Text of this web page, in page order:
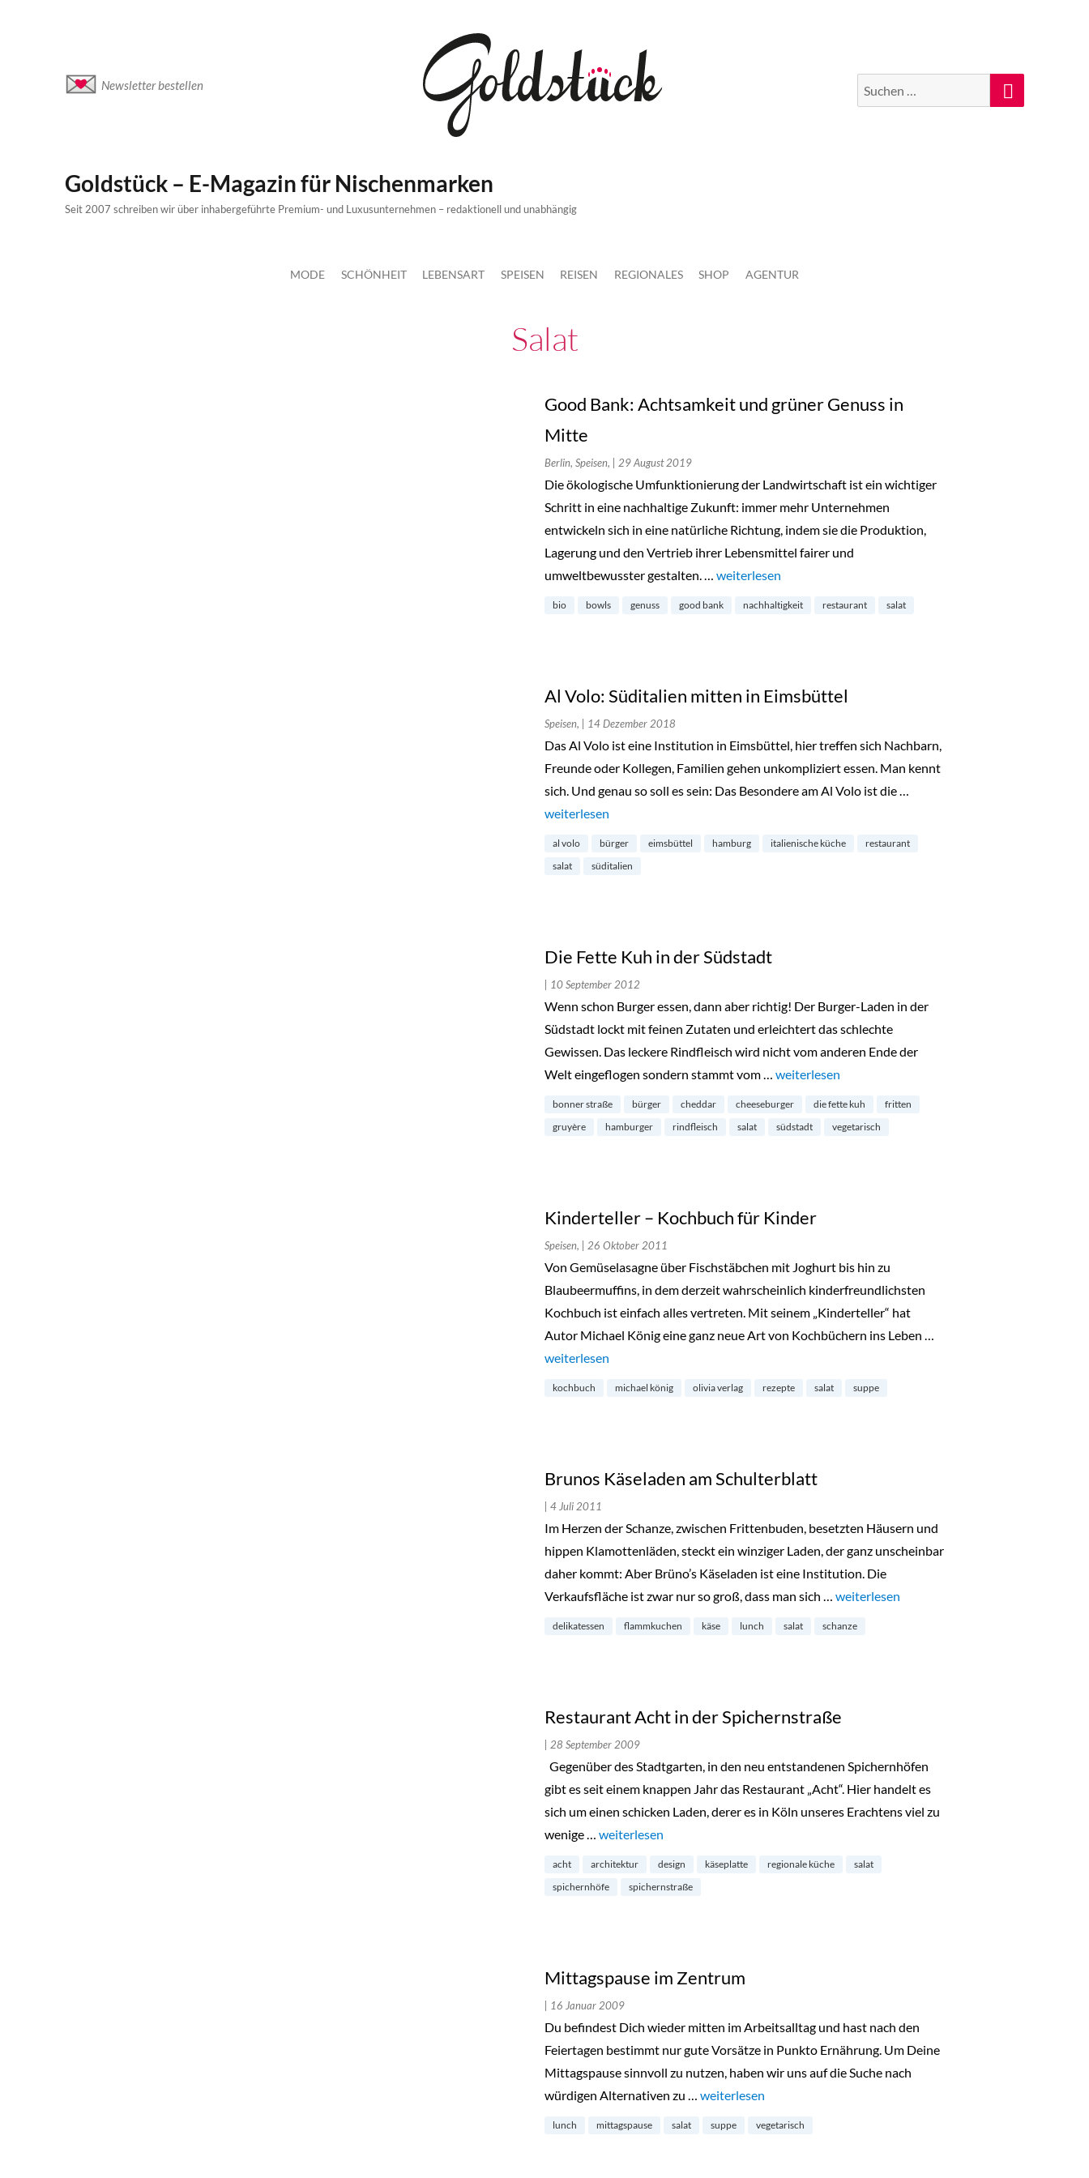
Newsletter bestellen
Suche
nach:
Suchen
Goldstück – E-Magazin für Nischenmarken
Seit 2007 schreiben wir über inhabergeführte Premium- und Luxusunternehmen – redaktionell und unabhängig
MODE SCHÖNHEIT LEBENSART SPEISEN REISEN REGIONALES SHOP AGENTUR
Salat
Good Bank: Achtsamkeit und grüner Genuss in
Mitte
Berlin, Speisen, | 29 August 2019
Die ökologische Umfunktionierung der Landwirtschaft ist ein wichtiger
Schritt in eine nachhaltige Zukunft: immer mehr Unternehmen
entwickeln sich in eine natürliche Richtung, indem sie die Produktion,
Lagerung und den Vertrieb ihrer Lebensmittel fairer und
umweltbewusster gestalten. … „Good Bank: Achtsamkeit und grüner Genuss in Mitte“
weiterlesen
bio bowls genuss good bank nachhaltigkeit restaurant salat
Al Volo: Süditalien mitten in Eimsbüttel
Speisen, | 14 Dezember 2018
Das Al Volo ist eine Institution in Eimsbüttel, hier treffen sich Nachbarn,
Freunde oder Kollegen, Familien gehen unkompliziert essen. Man kennt
sich. Und genau so soll es sein: Das Besondere am Al Volo ist die …
„Al Volo: Süditalien mitten in Eimsbüttel“
weiterlesen
al volo bürger eimsbüttel hamburg italienische küche
restaurant
salat
süditalien
Die Fette Kuh in der Südstadt
| 10 September 2012
Wenn schon Burger essen, dann aber richtig! Der Burger-Laden in der
Südstadt lockt mit feinen Zutaten und erleichtert das schlechte
Gewissen. Das leckere Rindfleisch wird nicht vom anderen Ende der
Welt eingeflogen sondern stammt vom … „Die Fette Kuh in der Südstadt“
weiterlesen
bonner straße bürger cheddar cheeseburger die fette kuh
fritten
gruyère
hamburger rindfleisch salat südstadt vegetarisch
Kinderteller – Kochbuch für Kinder
Speisen, | 26 Oktober 2011
Von Gemüselasagne über Fischstäbchen mit Joghurt bis hin zu
Blaubeermuffins, in dem derzeit wahrscheinlich kinderfreundlichsten
Kochbuch ist einfach alles vertreten. Mit seinem „Kinderteller“ hat
Autor Michael König eine ganz neue Art von Kochbüchern ins Leben …
„Kinderteller – Kochbuch für Kinder“
weiterlesen
kochbuch michael könig olivia verlag rezepte salat suppe
Brunos Käseladen am Schulterblatt
| 4 Juli 2011
Im Herzen der Schanze, zwischen Frittenbuden, besetzten Häusern und
hippen Klamottenläden, steckt ein winziger Laden, der ganz unscheinbar
daher kommt: Aber Brüno’s Käseladen ist eine Institution. Die
Verkaufsfläche ist zwar nur so groß, dass man sich … „Brunos Käseladen am Schulterblatt“
weiterlesen
delikatessen flammkuchen käse lunch salat schanze
Restaurant Acht in der Spichernstraße
| 28 September 2009
Gegenüber des Stadtgarten, in den neu entstandenen Spichernhöfen
gibt es seit einem knappen Jahr das Restaurant „Acht“. Hier handelt es
sich um einen schicken Laden, derer es in Köln unseres Erachtens viel zu
wenige … „Restaurant Acht in der Spichernstraße“
weiterlesen
acht architektur design käseplatte regionale küche
salat
spichernhöfe
spichernstraße
Mittagspause im Zentrum
| 16 Januar 2009
Du befindest Dich wieder mitten im Arbeitsalltag und hast nach den
Feiertagen bestimmt nur gute Vorsätze in Punkto Ernährung. Um Deine
Mittagspause sinnvoll zu nutzen, haben wir uns auf die Suche nach
würdigen Alternativen zu … „Mittagspause im Zentrum“
weiterlesen
lunch mittagspause salat suppe vegetarisch